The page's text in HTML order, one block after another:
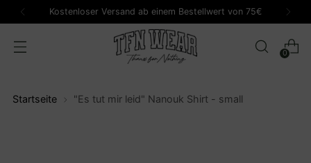
Kostenloser Versand ab einem Bestellwert von 75€
0
Startseite "Es tut mir leid" Nanouk Shirt - small